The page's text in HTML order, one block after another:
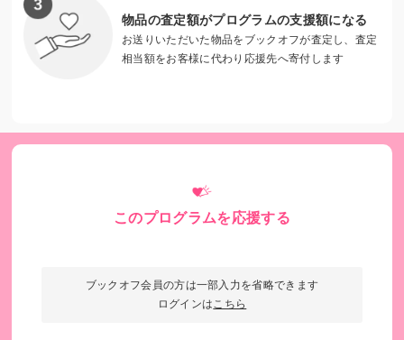
https://www.happylife-withpets.org/
物品の査定額がプログラムの支援額になる
お送りいただいた物品をブックオフが査定し、査定
相当額をお客様に代わり応援先へ寄付します
このプログラムを応援する
ブックオフ会員の方は一部入力を省略できます
ログインはこちら